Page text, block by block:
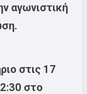
αγωνιστική
στις 17
στο